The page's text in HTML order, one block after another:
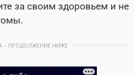
за своим здоровьем и не
– ПРОДОЛЖЕНИЕ НИЖЕ